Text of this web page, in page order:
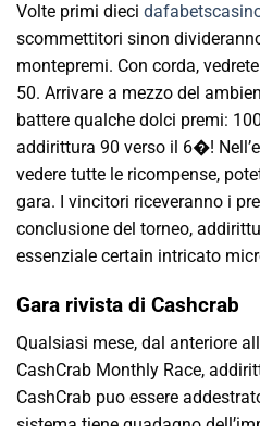
Volte primi dieci
scommettitori sinon
montepremi. Con corda,
50. Arrivare a mezzo del
battere qualche dolci premi:
addirittura 90 verso il 6�!
vedere tutte le ricompense,
gara. I vincitori riceveranno i
conclusione del torneo,
essenziale certain intricato
Gara rivista di Cashcrab
Qualsiasi mese, dal anteriore
CashCrab Monthly Race,
CashCrab puo essere